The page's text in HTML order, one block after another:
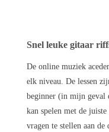
Snel leuke gitaar
De online muziek
elk niveau. De lessen
beginner (in mijn geval
kan spelen met de
vragen te stellen aan de